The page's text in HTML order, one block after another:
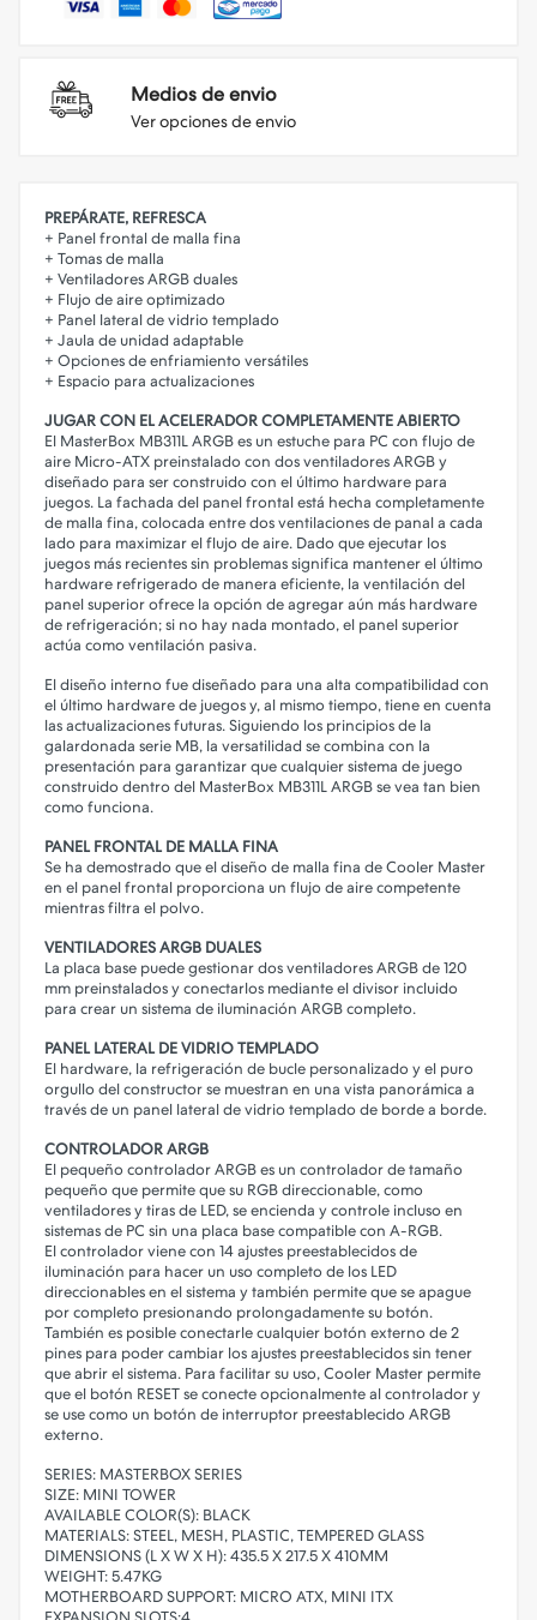
Medios de envio
Ver opciones de envio
PREPÁRATE, REFRESCA
+ Panel frontal de malla fina
+ Tomas de malla
+ Ventiladores ARGB duales
+ Flujo de aire optimizado
+ Panel lateral de vidrio templado
+ Jaula de unidad adaptable
+ Opciones de enfriamiento versátiles
+ Espacio para actualizaciones
JUGAR CON EL ACELERADOR COMPLETAMENTE ABIERTO
El MasterBox MB311L ARGB es un estuche para PC con flujo de
aire Micro-ATX preinstalado con dos ventiladores ARGB y
diseñado para ser construido con el último hardware para
juegos. La fachada del panel frontal está hecha completamente
de malla fina, colocada entre dos ventilaciones de panal a cada
lado para maximizar el flujo de aire. Dado que ejecutar los
juegos más recientes sin problemas significa mantener el último
hardware refrigerado de manera eficiente, la ventilación del
panel superior ofrece la opción de agregar aún más hardware
de refrigeración; si no hay nada montado, el panel superior
actúa como ventilación pasiva.
El diseño interno fue diseñado para una alta compatibilidad con
el último hardware de juegos y, al mismo tiempo, tiene en cuenta
las actualizaciones futuras. Siguiendo los principios de la
galardonada serie MB, la versatilidad se combina con la
presentación para garantizar que cualquier sistema de juego
construido dentro del MasterBox MB311L ARGB se vea tan bien
como funciona.
PANEL FRONTAL DE MALLA FINA
Se ha demostrado que el diseño de malla fina de Cooler Master
en el panel frontal proporciona un flujo de aire competente
mientras filtra el polvo.
VENTILADORES ARGB DUALES
La placa base puede gestionar dos ventiladores ARGB de 120
mm preinstalados y conectarlos mediante el divisor incluido
para crear un sistema de iluminación ARGB completo.
PANEL LATERAL DE VIDRIO TEMPLADO
El hardware, la refrigeración de bucle personalizado y el puro
orgullo del constructor se muestran en una vista panorámica a
través de un panel lateral de vidrio templado de borde a borde.
CONTROLADOR ARGB
El pequeño controlador ARGB es un controlador de tamaño
pequeño que permite que su RGB direccionable, como
ventiladores y tiras de LED, se encienda y controle incluso en
sistemas de PC sin una placa base compatible con A-RGB.
El controlador viene con 14 ajustes preestablecidos de
iluminación para hacer un uso completo de los LED
direccionables en el sistema y también permite que se apague
por completo presionando prolongadamente su botón.
También es posible conectarle cualquier botón externo de 2
pines para poder cambiar los ajustes preestablecidos sin tener
que abrir el sistema. Para facilitar su uso, Cooler Master permite
que el botón RESET se conecte opcionalmente al controlador y
se use como un botón de interruptor preestablecido ARGB
externo.
SERIES: MASTERBOX SERIES
SIZE: MINI TOWER
AVAILABLE COLOR(S): BLACK
MATERIALS: STEEL, MESH, PLASTIC, TEMPERED GLASS
DIMENSIONS (L X W X H): 435.5 X 217.5 X 410MM
WEIGHT: 5.47KG
MOTHERBOARD SUPPORT: MICRO ATX, MINI ITX